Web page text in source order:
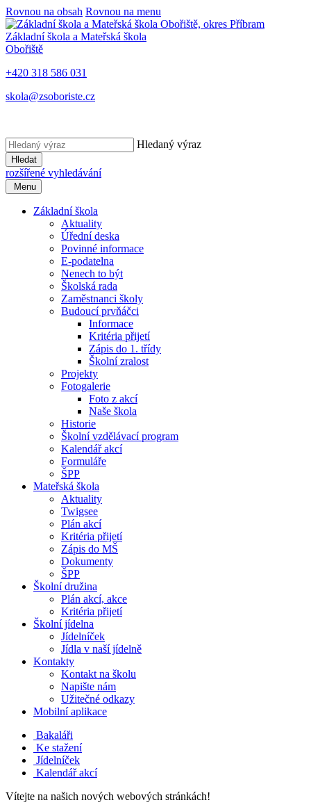
Rovnou na obsah Rovnou na menu
Základní škola a Mateřská škola
Obořiště
+420 318 586 031
skola@zsoboriste.cz
Hledaný výraz
Hledat
rozšířené vyhledávání
Menu
Základní škola
Aktuality
Úřední deska
Povinné informace
E-podatelna
Nenech to být
Školská rada
Zaměstnanci školy
Budoucí prvňáčci
Informace
Kritéria přijetí
Zápis do 1. třídy
Školní zralost
Projekty
Fotogalerie
Foto z akcí
Naše škola
Historie
Školní vzdělávací program
Kalendář akcí
Formuláře
ŠPP
Mateřská škola
Aktuality
Twigsee
Plán akcí
Kritéria přijetí
Zápis do MŠ
Dokumenty
ŠPP
Školní družina
Plán akcí, akce
Kritéria přijetí
Školní jídelna
Jídelníček
Jídla v naší jídelně
Kontakty
Kontakt na školu
Napište nám
Užitečné odkazy
Mobilní aplikace
Bakaláři
Ke stažení
Jídelníček
Kalendář akcí
Vítejte na našich nových webových stránkách!